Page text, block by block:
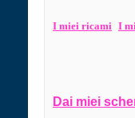
I miei ricami I
Dai miei